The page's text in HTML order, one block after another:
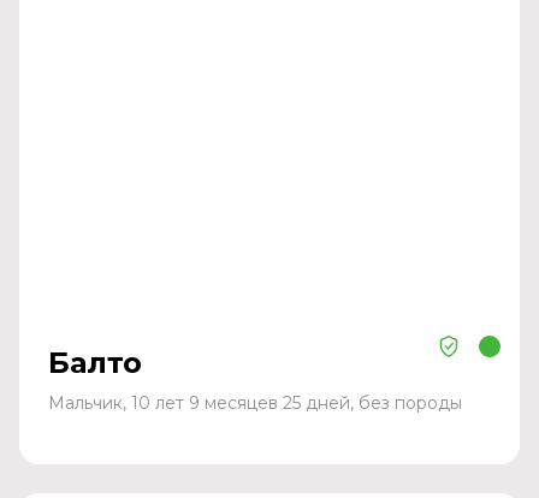
Балто
Мальчик, 10 лет 9 месяцев 25 дней, без породы